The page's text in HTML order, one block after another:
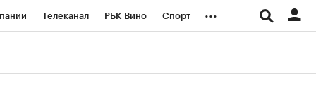
Телеканал РБК Вино Спорт ...